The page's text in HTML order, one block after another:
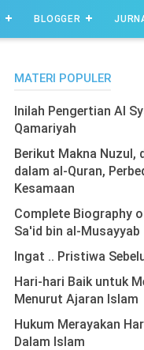
BLOGGER
MATERI POPULER
Inilah Pengertian Al
Qamariyah
Berikut Makna Nuzul,
dalam al-Quran,
Kesamaan
Complete Biography
Sa'id bin al-Musayyab
Ingat .. Pristiwa
Hari-hari Baik untuk
Menurut Ajaran Islam
Hukum Merayakan
Dalam Islam